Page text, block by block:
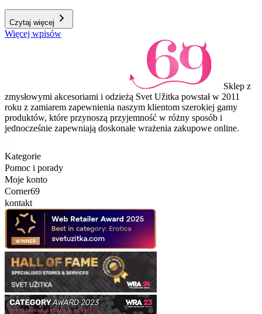
Czytaj więcej
Więcej wpisów
Sklep z
zmysłowymi akcesoriami i odzieżą Svet Užitka powstał w 2011
roku z zamiarem zapewnienia naszym klientom szerokiej gamy
produktów, które przynoszą przyjemność w różny sposób i
jednocześnie zapewniają doskonałe wrażenia zakupowe online.
Kategorie
Pomoc i porady
Moje konto
Corner69
kontakt